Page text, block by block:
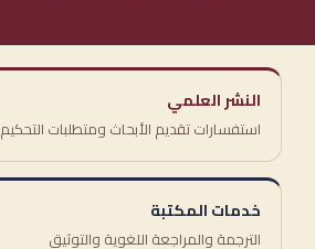
النشر العلمي
استفسارات تقديم الأبحاث ومتطلبات التحكيم
خدمات المكتبة
الترجمة والمراجعة اللغوية والتوثيق